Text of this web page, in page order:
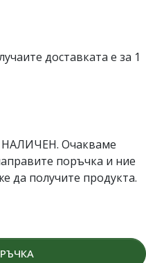
доставката е за 1
НАЛИЧЕН. Очакваме
поръчка и ние
да получите продукта.